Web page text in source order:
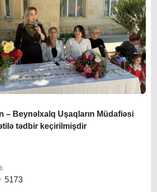
– Beynəlxalq Uşaqların Müdafiəsi
tədbir keçirilmişdir
5173